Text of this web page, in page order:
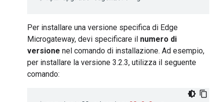
Per installare una versione specifica di Edge
Microgateway, devi specificare il numero di
versione nel comando di installazione. Ad esempio,
per installare la versione 3.2.3, utilizza il seguente
comando: